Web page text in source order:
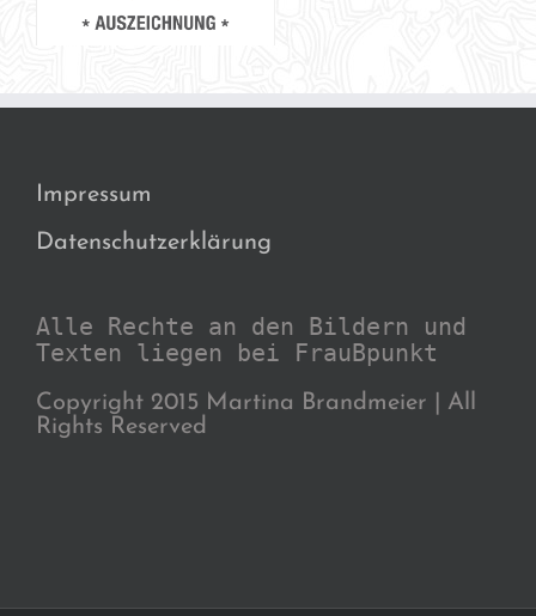
Impressum
Datenschutzerklärung
Alle Rechte an den Bildern und
Texten liegen bei FrauBpunkt
Copyright 2015 Martina Brandmeier | All
Rights Reserved